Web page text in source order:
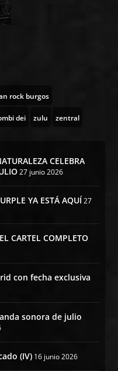
rock burgos
dei zulu zentral
CELEBRA
27 junio 2026
YA ESTÁ AQUÍ 27
CARTEL COMPLETO
con fecha exclusiva
sonora de julio
(IV) 16 junio 2026